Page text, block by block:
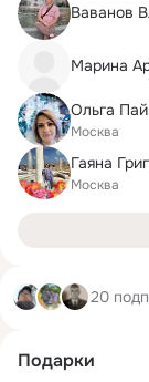
Ваванов
Марина
Ольга Пай
Москва
Гаяна
Москва
20
Подарки